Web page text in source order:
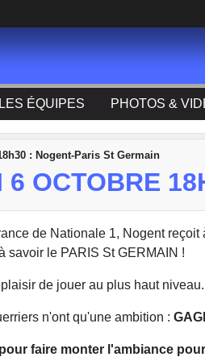
LES ÉQUIPES PHOTOS &
: Nogent-Paris St Germain
OCTOBRE
de Nationale 1, Nogent
savoir le PARIS St GERMAIN !
de jouer au plus haut niveau.
n'ont qu'une ambition :
faire monter l'ambiance